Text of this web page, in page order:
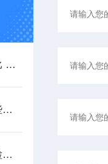
实验室微量水分检测设备对比 天研卡尔费休水分检测仪型号选购
水产海鲜检测仪可以检测哪些样品
批发销售市场快速农药残留检测仪器设备有哪些（实验室配套设备）